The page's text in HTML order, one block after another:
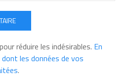
réduire les indésirables. En
les données de vos
.